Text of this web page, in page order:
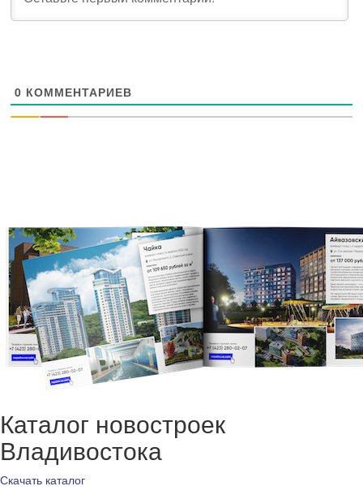
0 КОММЕНТАРИЕВ
Каталог новостроек
Владивостока
Скачать каталог